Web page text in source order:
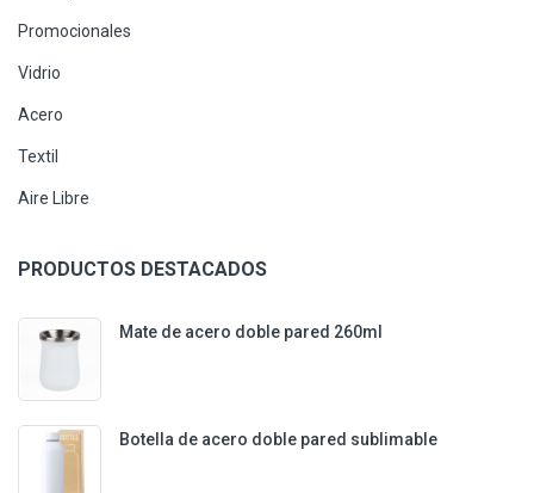
Promocionales
Vidrio
Acero
Textil
Aire Libre
PRODUCTOS DESTACADOS
Mate de acero doble pared 260ml
Botella de acero doble pared sublimable